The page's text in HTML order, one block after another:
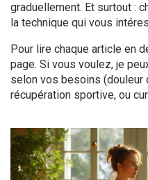
graduellement. Et surtout :
la technique qui vous
Pour lire chaque article en
page. Si vous voulez, je
selon vos besoins (douleur
récupération sportive, ou